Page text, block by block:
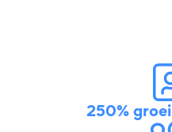
250% groei